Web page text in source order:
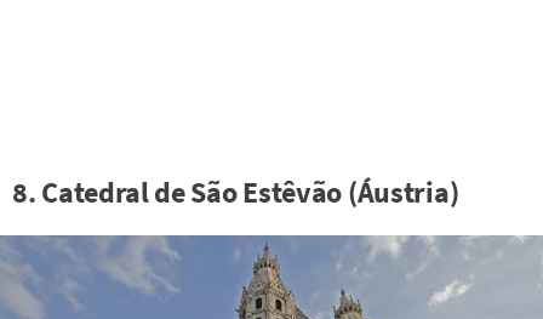
8. Catedral de São Estêvão (Áustria)